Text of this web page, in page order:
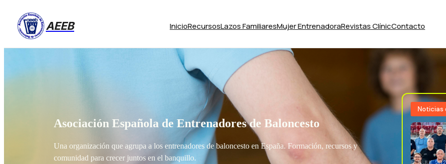
AEEB InicioRecursosLazos FamiliaresMujer EntrenadoraRevistas ClínicContacto
Asociación Española de Entrenadores de Baloncesto
Una organización que agrupa a los entrenadores de baloncesto en España. Formación, recursos y
comunidad para crecer juntos en el banquillo.
Noticias